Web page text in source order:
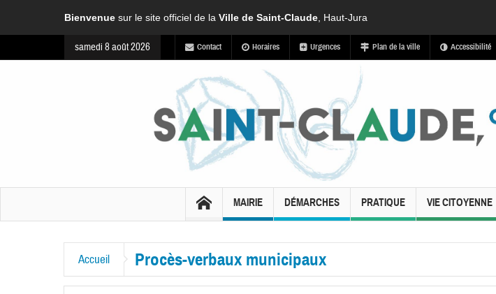
Bienvenue sur le site officiel de la Ville de Saint-Claude , Haut-Jura
samedi 8 août 2026 Contact Horaires Urgences Plan de la ville Accessibilité
MAIRIE DÉMARCHES PRATIQUE VIE CITOYENNE
Accueil Procès-verbaux municipaux